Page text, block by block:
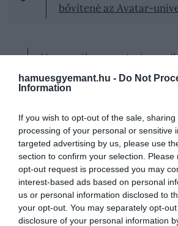
hamuesgyemant.hu - Do Not
Information
If you wish to opt-out of the sale,
processing of your personal or sensitive
targeted advertising by us, please use
section to confirm your selection.
opt-out request is processed you may
interest-based ads based on personal
us or personal information disclosed to
your opt-out. You may separately opt-
disclosure of your personal information
bővítené az Avatar-
Nagyon élvezem, Ami
perspektívája sokkal
egyszerű
– idézi a színésznőt aSlash Film.
emlékeztet, hogy azAlien: Föld
ismert xenomorfokat hozza
lényeket és kiborgokat is
szintre emelik a félelmet.